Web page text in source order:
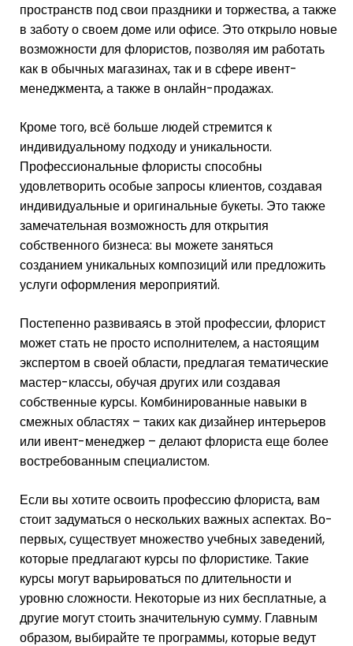
пространств под свои праздники и торжества, а также
в заботу о своем доме или офисе. Это открыло новые
возможности для флористов, позволяя им работать
как в обычных магазинах, так и в сфере ивент-
менеджмента, а также в онлайн-продажах.
Кроме того, всё больше людей стремится к
индивидуальному подходу и уникальности.
Профессиональные флористы способны
удовлетворить особые запросы клиентов, создавая
индивидуальные и оригинальные букеты. Это также
замечательная возможность для открытия
собственного бизнеса: вы можете заняться
созданием уникальных композиций или предложить
услуги оформления мероприятий.
Постепенно развиваясь в этой профессии, флорист
может стать не просто исполнителем, а настоящим
экспертом в своей области, предлагая тематические
мастер-классы, обучая других или создавая
собственные курсы. Комбинированные навыки в
смежных областях – таких как дизайнер интерьеров
или ивент-менеджер – делают флориста еще более
востребованным специалистом.
Если вы хотите освоить профессию флориста, вам
стоит задуматься о нескольких важных аспектах. Во-
первых, существует множество учебных заведений,
которые предлагают курсы по флористике. Такие
курсы могут варьироваться по длительности и
уровню сложности. Некоторые из них бесплатные, а
другие могут стоить значительную сумму. Главным
образом, выбирайте те программы, которые ведут